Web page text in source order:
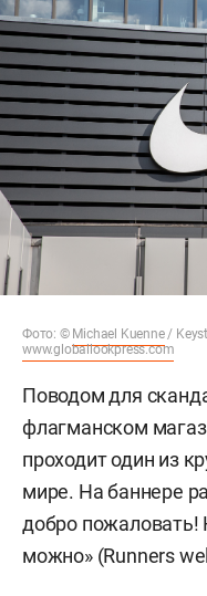
Фото: © Michael Kuenne/
www.globallookpress.com
Поводом для
флагманском
проходит один из
мире. На баннере
добро
можно» (Runners